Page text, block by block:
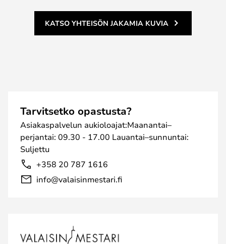
KATSO YHTEISÖN JAKAMIA KUVIA
Tarvitsetko opastusta?
Asiakaspalvelun aukioloajat:Maanantai–
perjantai: 09.30 - 17.00 Lauantai–sunnuntai:
Suljettu
+358 20 787 1616
info@valaisinmestari.fi